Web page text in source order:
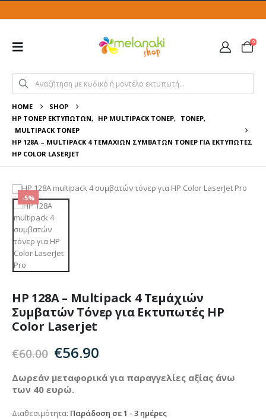
0
HOME
SHOP
HP ΤΌΝΕΡ ΕΚΤΥΠΩΤΏΝ, HP MULTIPACK ΤΌΝΕΡ, ΤΌΝΕΡ,
MULTIPACK ΤΌΝΕΡ
HP 128A – MULTIPACK 4 ΤΕΜΆΧΙΏΝ ΣΥΜΒΑΤΏΝ ΤΌΝΕΡ ΓΙΑ ΕΚΤΥΠΩΤΈΣ
HP COLOR LASERJET
-5%
HP 128A – Multipack 4 Τεμάχιών
Συμβατών Τόνερ για Εκτυπωτές HP
Color Laserjet
€60.00 Original
was:
€60.00.
€56.90
τιμή
€56.90.
Δωρεάν μεταφορικά για παραγγελίες αξίας άνω
των 40 ευρώ.
Διαθεσιμότητα: Παράδοση σε 1 - 3 ημέρες